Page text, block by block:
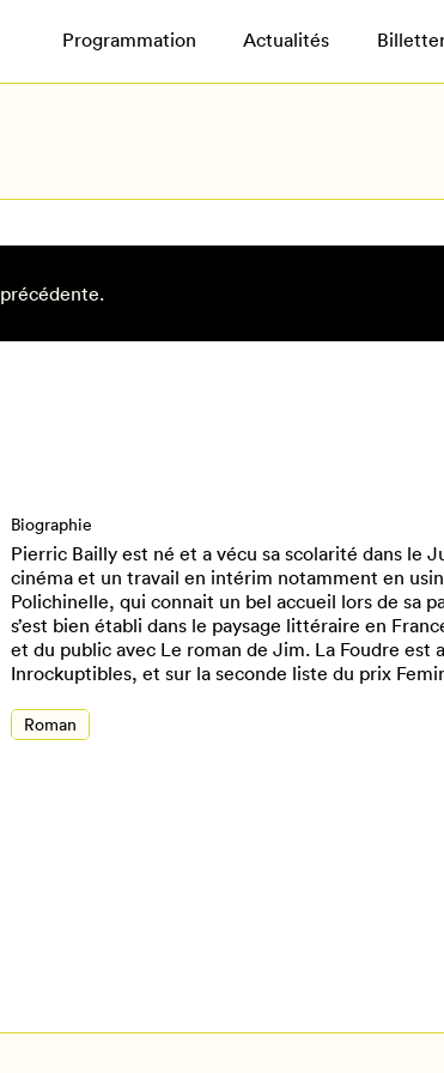
Programmation Actualités
Biographie
Pierric Bailly est né et a vécu sa scolarité dans le
cinéma et un travail en intérim notamment en
Polichinelle, qui connait un bel accueil lors de sa
s’est bien établi dans le paysage littéraire en
et du public avec Le roman de Jim. La Foudre
Inrockuptibles, et sur la seconde liste du prix
Roman
vos favoris,
ou créez votre profil